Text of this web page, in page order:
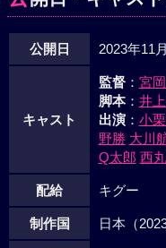
公開日 2023年11
キャスト
監督： 宮
脚本： 井
出演： 小
野勝 大川
Q太郎 西
配給 キグー
制作国 日本（2023